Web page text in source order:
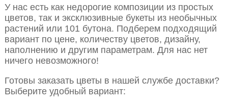
У нас есть как недорогие композиции из простых
цветов, так и эксклюзивные букеты из необычных
растений или 101 бутона. Подберем подходящий
вариант по цене, количеству цветов, дизайну,
наполнению и другим параметрам. Для нас нет
ничего невозможного!
Готовы заказать цветы в нашей службе доставки?
Выберите удобный вариант: